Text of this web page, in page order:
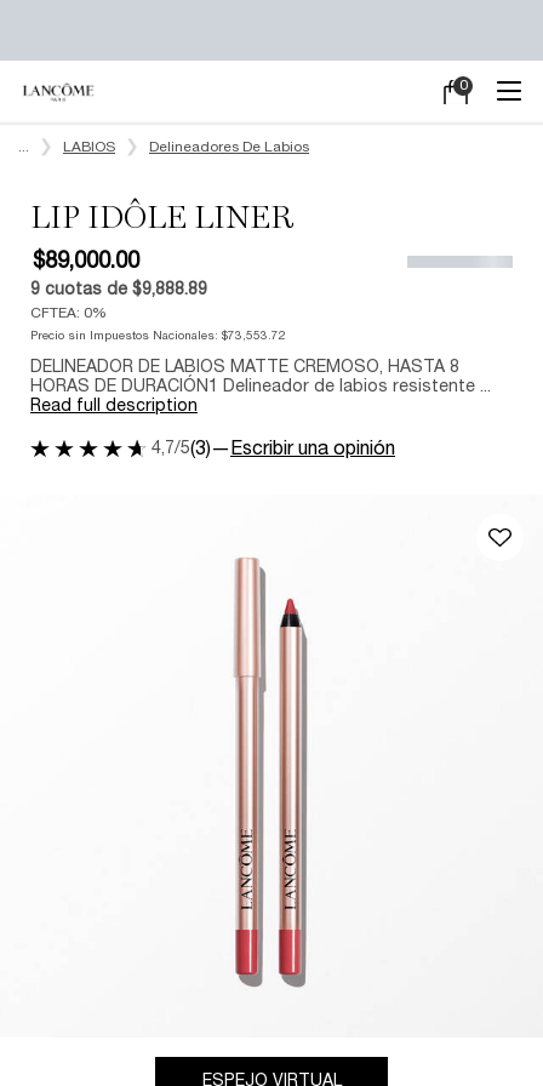
Mi
0
0 producto
LABIOS Delineadores De Labios
LIP IDÔLE LINER
$89,000.00
9 cuotas de $9,888.89
CFTEA: 0%
Precio sin Impuestos Nacionales: $73,553.72
DELINEADOR DE LABIOS MATTE CREMOSO, HASTA 8
HORAS DE DURACIÓN1 Delineador de labios resistente ...
Read full description
4,7/5(3)— Escribir una opinión
ESPEJO VIRTUALLIP IDÔLE LINER